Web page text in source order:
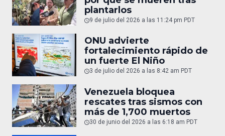
plantarlos
9 de julio del 2026 a las 11:24 pm PDT
ONU advierte
fortalecimiento rápido de
un fuerte El Niño
3 de julio del 2026 a las 8:42 am PDT
Venezuela bloquea
rescates tras sismos con
más de 1,700 muertos
30 de junio del 2026 a las 6:18 am PDT